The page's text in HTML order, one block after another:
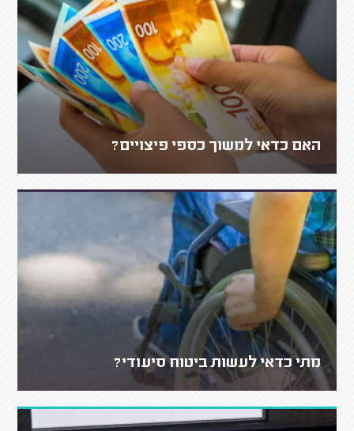
האם כדאי למשוך כספי פיצויים?
מתי כדאי לעשות ביטוח סיעודי?